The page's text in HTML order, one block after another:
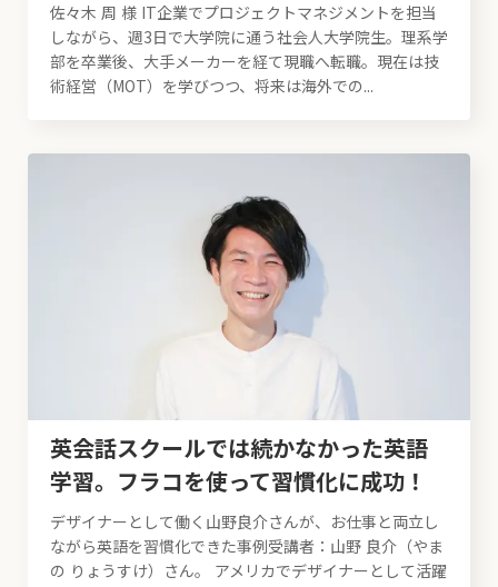
佐々木 周 様 IT企業でプロジェクトマネジメントを担当
しながら、週3日で大学院に通う社会人大学院生。理系学
部を卒業後、大手メーカーを経て現職へ転職。現在は技
術経営（MOT）を学びつつ、将来は海外での...
英会話スクールでは続かなかった英語
学習。フラコを使って習慣化に成功！
デザイナーとして働く山野良介さんが、お仕事と両立し
ながら英語を習慣化できた事例受講者：山野 良介（やま
の りょうすけ）さん。 アメリカでデザイナーとして活躍